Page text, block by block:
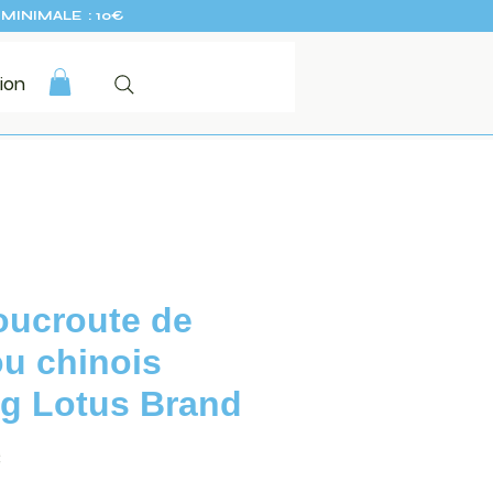
MINIMALE : 10€
de
chinois
Lotus Brand